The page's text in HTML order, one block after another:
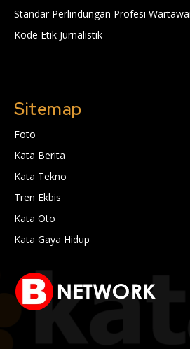
Standar Perlindungan Profesi
Kode Etik Jurnalistik
Sitemap
Foto
Kata Berita
Kata Tekno
Tren Ekbis
Kata Oto
Kata Gaya Hidup